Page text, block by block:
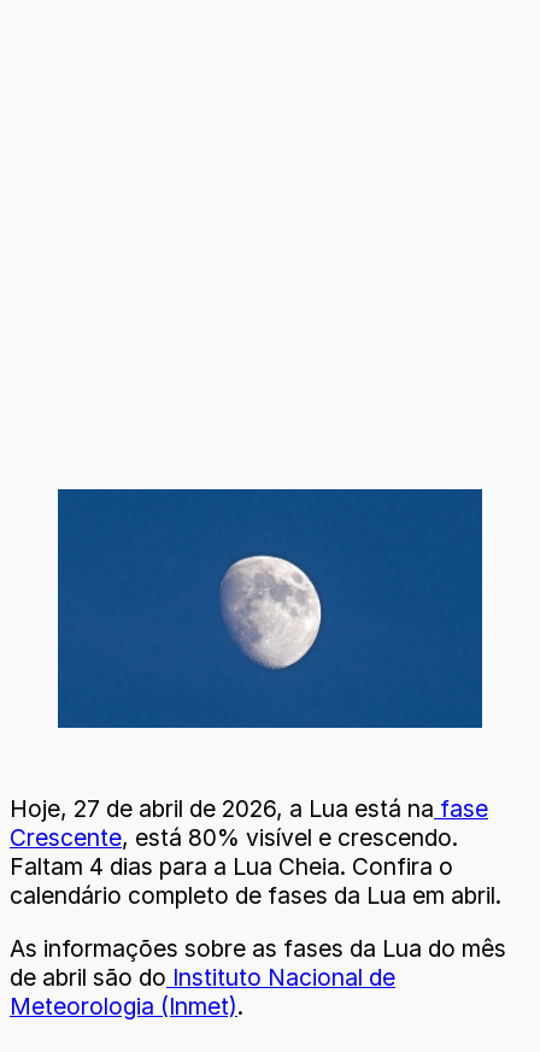
Hoje, 27 de abril de 2026, a Lua está na fase
Crescente, está 80% visível e crescendo.
Faltam 4 dias para a Lua Cheia. Confira o
calendário completo de fases da Lua em abril.
As informações sobre as fases da Lua do mês
de abril são do Instituto Nacional de
Meteorologia (Inmet).